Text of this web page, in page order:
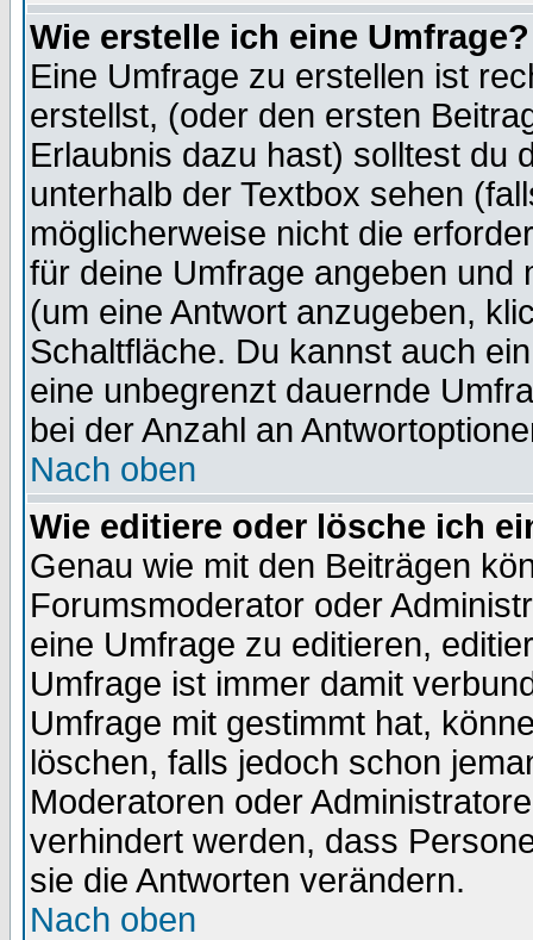
Wie erstelle ich eine Umfrage?
Eine Umfrage zu erstellen ist
erstellst, (oder den ersten
Erlaubnis dazu hast) solltest du
unterhalb der Textbox sehen
möglicherweise nicht die
für deine Umfrage angeben und
(um eine Antwort anzugeben,
Schaltfläche. Du kannst auch
eine unbegrenzt dauernde
bei der Anzahl an
Nach oben
Wie editiere oder lösche ich
Genau wie mit den Beiträgen
Forumsmoderator oder
eine Umfrage zu editieren,
Umfrage ist immer damit
Umfrage mit gestimmt hat,
löschen, falls jedoch schon
Moderatoren oder
verhindert werden, dass
sie die Antworten verändern.
Nach oben